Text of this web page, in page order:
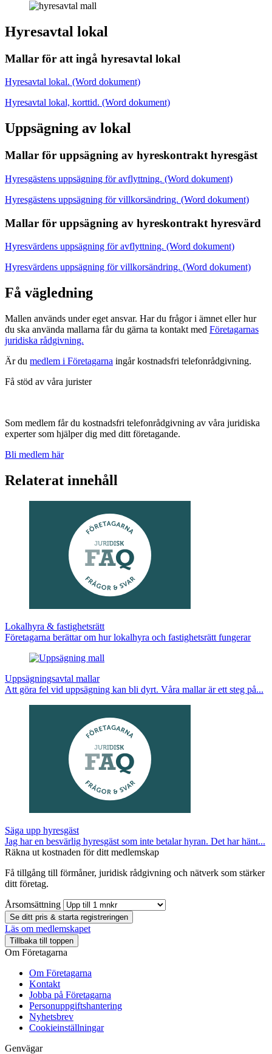
Hyresavtal lokal
Mallar för att ingå hyresavtal lokal
Hyresavtal lokal. (Word dokument)
Hyresavtal lokal, korttid. (Word dokument)
Uppsägning av lokal
Mallar för uppsägning av hyreskontrakt hyresgäst
Hyresgästens uppsägning för avflyttning. (Word dokument)
Hyresgästens uppsägning för villkorsändring. (Word dokument)
Mallar för uppsägning av hyreskontrakt hyresvärd
Hyresvärdens uppsägning för avflyttning. (Word dokument)
Hyresvärdens uppsägning för villkorsändring. (Word dokument)
Få vägledning
Mallen används under eget ansvar. Har du frågor i ämnet eller hur
du ska använda mallarna får du gärna ta kontakt med Företagarnas
juridiska rådgivning.
Är du medlem i Företagarna ingår kostnadsfri telefonrådgivning.
Få stöd av våra jurister
Som medlem får du kostnadsfri telefonrådgivning av våra juridiska
experter som hjälper dig med ditt företagande.
Bli medlem här
Relaterat innehåll
Lokalhyra & fastighetsrätt
Företagarna berättar om hur lokalhyra och fastighetsrätt fungerar
Uppsägningsavtal mallar
Att göra fel vid uppsägning kan bli dyrt. Våra mallar är ett steg på...
Säga upp hyresgäst
Jag har en besvärlig hyresgäst som inte betalar hyran. Det har hänt...
Räkna ut kostnaden för ditt medlemskap
Få tillgång till förmåner, juridisk rådgivning och nätverk som stärker
ditt företag.
Årsomsättning
Se ditt pris & starta registreringen
Läs om medlemskapet
Tillbaka till toppen
Om Företagarna
Om Företagarna
Kontakt
Jobba på Företagarna
Personuppgiftshantering
Nyhetsbrev
Cookieinställningar
Genvägar